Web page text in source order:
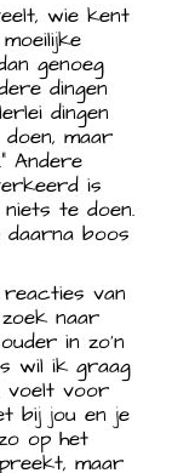
wie kent
genoeg
dingen
dingen
maar
Andere
is
te doen.
boos
reacties van
naar
in zo’n
wil ik graag
voelt voor
bij jou en je
op het
maar